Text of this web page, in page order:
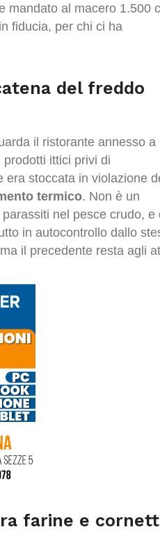
mandato al macero 1.500
fiducia, per chi ci ha
del freddo
il ristorante annesso a
ittici privi di
stoccata in violazione
termico. Non è un
nel pesce crudo, e
in autocontrollo dallo
il precedente resta agli
farine e